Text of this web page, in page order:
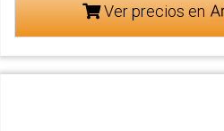
Ver precios en